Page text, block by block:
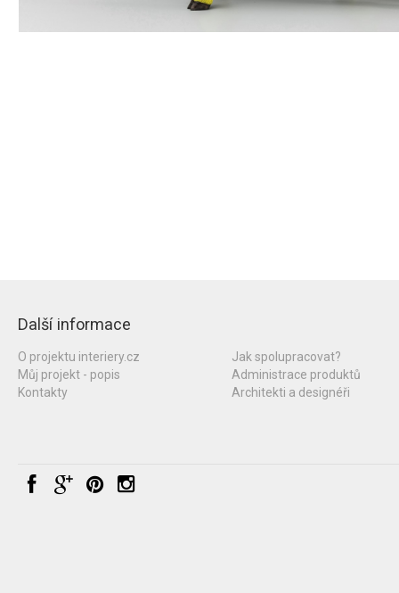
Další informace
O projektu interiery.cz
Můj projekt - popis
Kontakty
Jak spolupracovat?
Administrace produktů
Architekti a designéři